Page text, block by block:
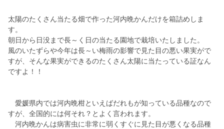
太陽のたくさん当たる畑で作った河内晩かんだけを箱詰めしま
す。
朝日から日没まで長～く日の当たる園地で栽培いたしました。
風のいたずらや今年は長～い梅雨の影響で見た目の悪い果実がで
すが、そんな果実ができるのたくさん太陽に当たっている証なん
ですよ！！
愛媛県内では河内晩柑といえばだれもが知っている品種なので
すが、全国的には何それ？とよく言われます。
河内晩かんは病害虫に非常に弱くすぐに見た目が悪くなる品種